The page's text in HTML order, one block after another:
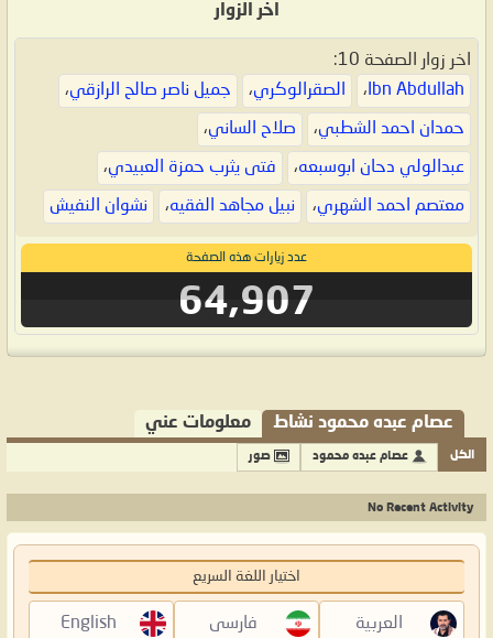
آخر الزوار
اخر زوار الصفحة 10:
Ibn Abdullah ، الصقرالوكري، جميل ناصر صالح الرازقي،
حمدان احمد الشطبي، صلاح الساني،
عبدالولي دحان ابوسبعه، فتى يثرب حمزة العبيدي،
معتصم احمد الشهري، نبيل مجاهد الفقيه، نشوان النفيش
عدد زيارات هذه الصفحة
64,907
عصام عبده محمود نشاط معلومات عني
الكل عصام عبده محمود صور
No Recent Activity
اختيار اللغة السريع
العربية فارسی English